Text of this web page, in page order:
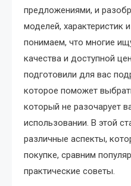
предложениями, и
моделей, характеристик
понимаем, что многие
качества и доступной
подготовили для вас
которое поможет
который не разочарует
использовании. В этой
различные аспекты,
покупке, сравним
практические советы.